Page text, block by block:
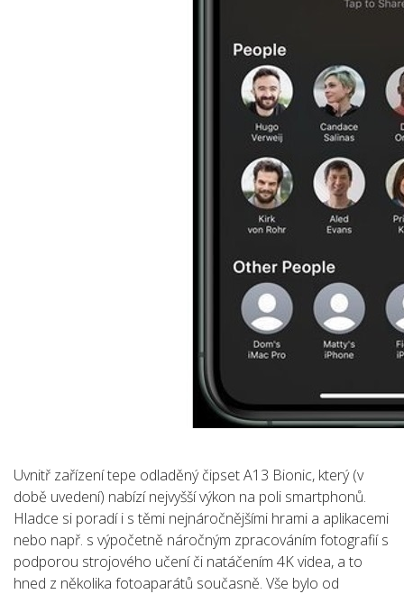
Uvnitř zařízení tepe odladěný čipset A13 Bionic, který (v
době uvedení) nabízí nejvyšší výkon na poli smartphonů.
Hladce si poradí i s těmi nejnáročnějšími hrami a aplikacemi
nebo např. s výpočetně náročným zpracováním fotografií s
podporou strojového učení či natáčením 4K videa, a to
hned z několika fotoaparátů současně. Vše bylo od